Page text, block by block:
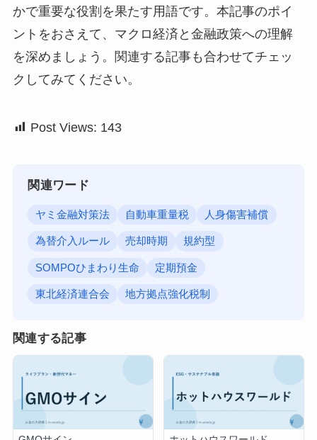
かで重要な役割を果たす用語です。本記事のポイ
ントをおさえて、マクロ経済と金融政策への理解
を深めましょう。関連する記事も合わせてチェッ
クしてみてください。
Post Views: 143
関連ワード
ヤミ金融対策法 自動車重量税 人身傷害補償
為替介入ルール 売却時期 規約型
SOMPOひまわり生命 定期預金
東北経済連合会 地方拠点強化税制
関連する記事